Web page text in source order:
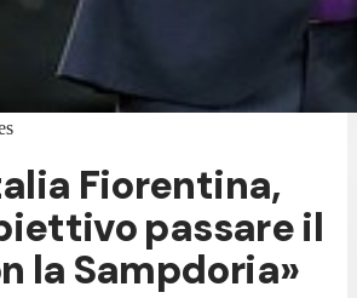
Fiorentina,
passare il
la Sampdoria»